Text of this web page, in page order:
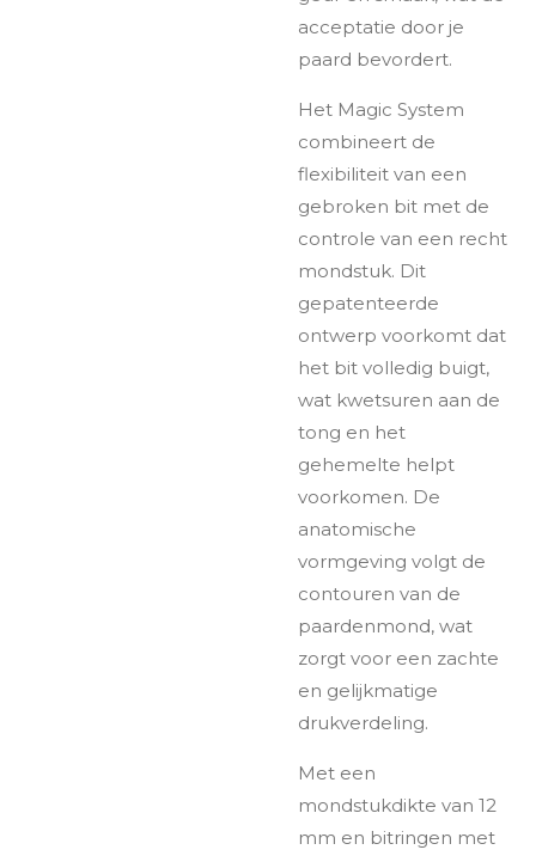
acceptatie door je
paard bevordert.
Het Magic System
combineert de
flexibiliteit van een
gebroken bit met de
controle van een recht
mondstuk. Dit
gepatenteerde
ontwerp voorkomt dat
het bit volledig buigt,
wat kwetsuren aan de
tong en het
gehemelte helpt
voorkomen. De
anatomische
vormgeving volgt de
contouren van de
paardenmond, wat
zorgt voor een zachte
en gelijkmatige
drukverdeling.
Met een
mondstukdikte van 12
mm en bitringen met